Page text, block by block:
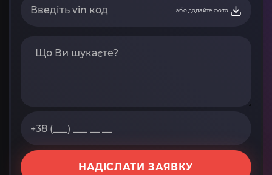
або додайте фото
НАДІСЛАТИ ЗАЯВКУ